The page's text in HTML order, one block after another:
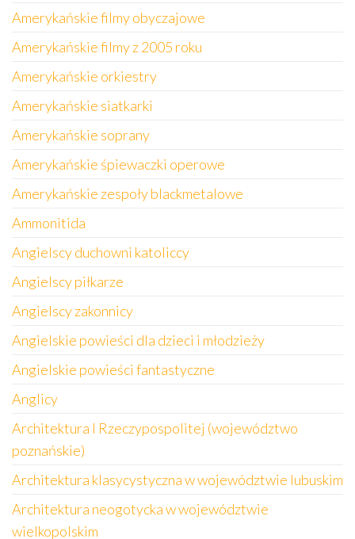
Amerykańskie filmy obyczajowe
Amerykańskie filmy z 2005 roku
Amerykańskie orkiestry
Amerykańskie siatkarki
Amerykańskie soprany
Amerykańskie śpiewaczki operowe
Amerykańskie zespoły blackmetalowe
Ammonitida
Angielscy duchowni katoliccy
Angielscy piłkarze
Angielscy zakonnicy
Angielskie powieści dla dzieci i młodzieży
Angielskie powieści fantastyczne
Anglicy
Architektura I Rzeczypospolitej (województwo
poznańskie)
Architektura klasycystyczna w województwie lubuskim
Architektura neogotycka w województwie
wielkopolskim